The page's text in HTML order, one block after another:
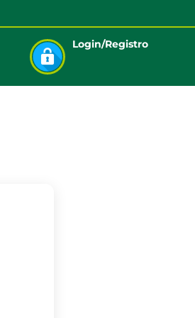
Login/Registro